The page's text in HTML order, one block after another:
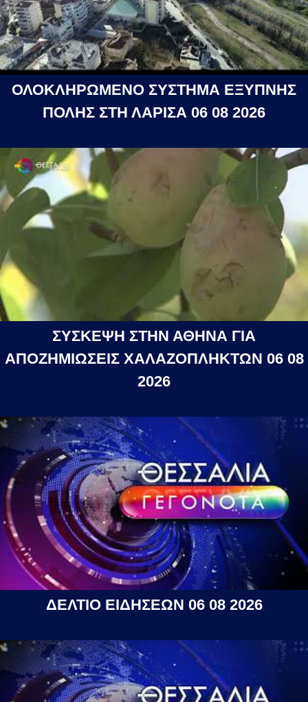
ΟΛΟΚΛΗΡΩΜΕΝΟ ΣΥΣΤΗΜΑ ΕΞΥΠΝΗΣ
ΠΟΛΗΣ ΣΤΗ ΛΑΡΙΣΑ 06 08 2026
ΣΥΣΚΕΨΗ ΣΤΗΝ ΑΘΗΝΑ ΓΙΑ
ΑΠΟΖΗΜΙΩΣΕΙΣ ΧΑΛΑΖΟΠΛΗΚΤΩΝ 06 08
2026
ΔΕΛΤΙΟ ΕΙΔΗΣΕΩΝ 06 08 2026